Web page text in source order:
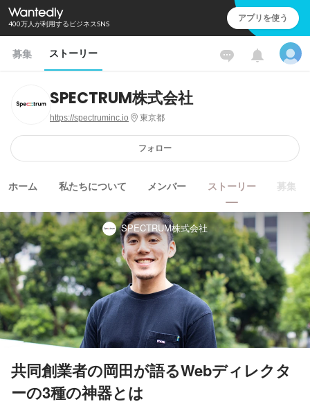
400万人が利用するビジネスSNS アプリを使う
募集 ストーリー
SPECTRUM株式会社
https://spectruminc.io 東京都
フォロー
ホーム 私たちについて メンバー ストーリー 募集
SPECTRUM株式会社
共同創業者の岡田が語るWebディレクタ
ーの3種の神器とは